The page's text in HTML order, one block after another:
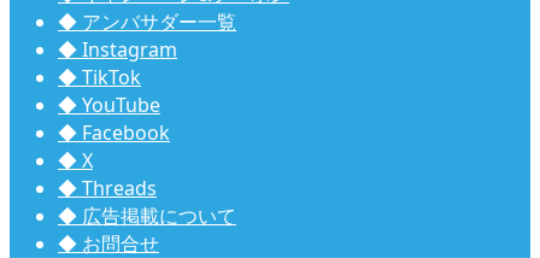
◆ アンバサダー一覧
◆ Instagram
◆ TikTok
◆ YouTube
◆ Facebook
◆ X
◆ Threads
◆ 広告掲載について
◆ お問合せ